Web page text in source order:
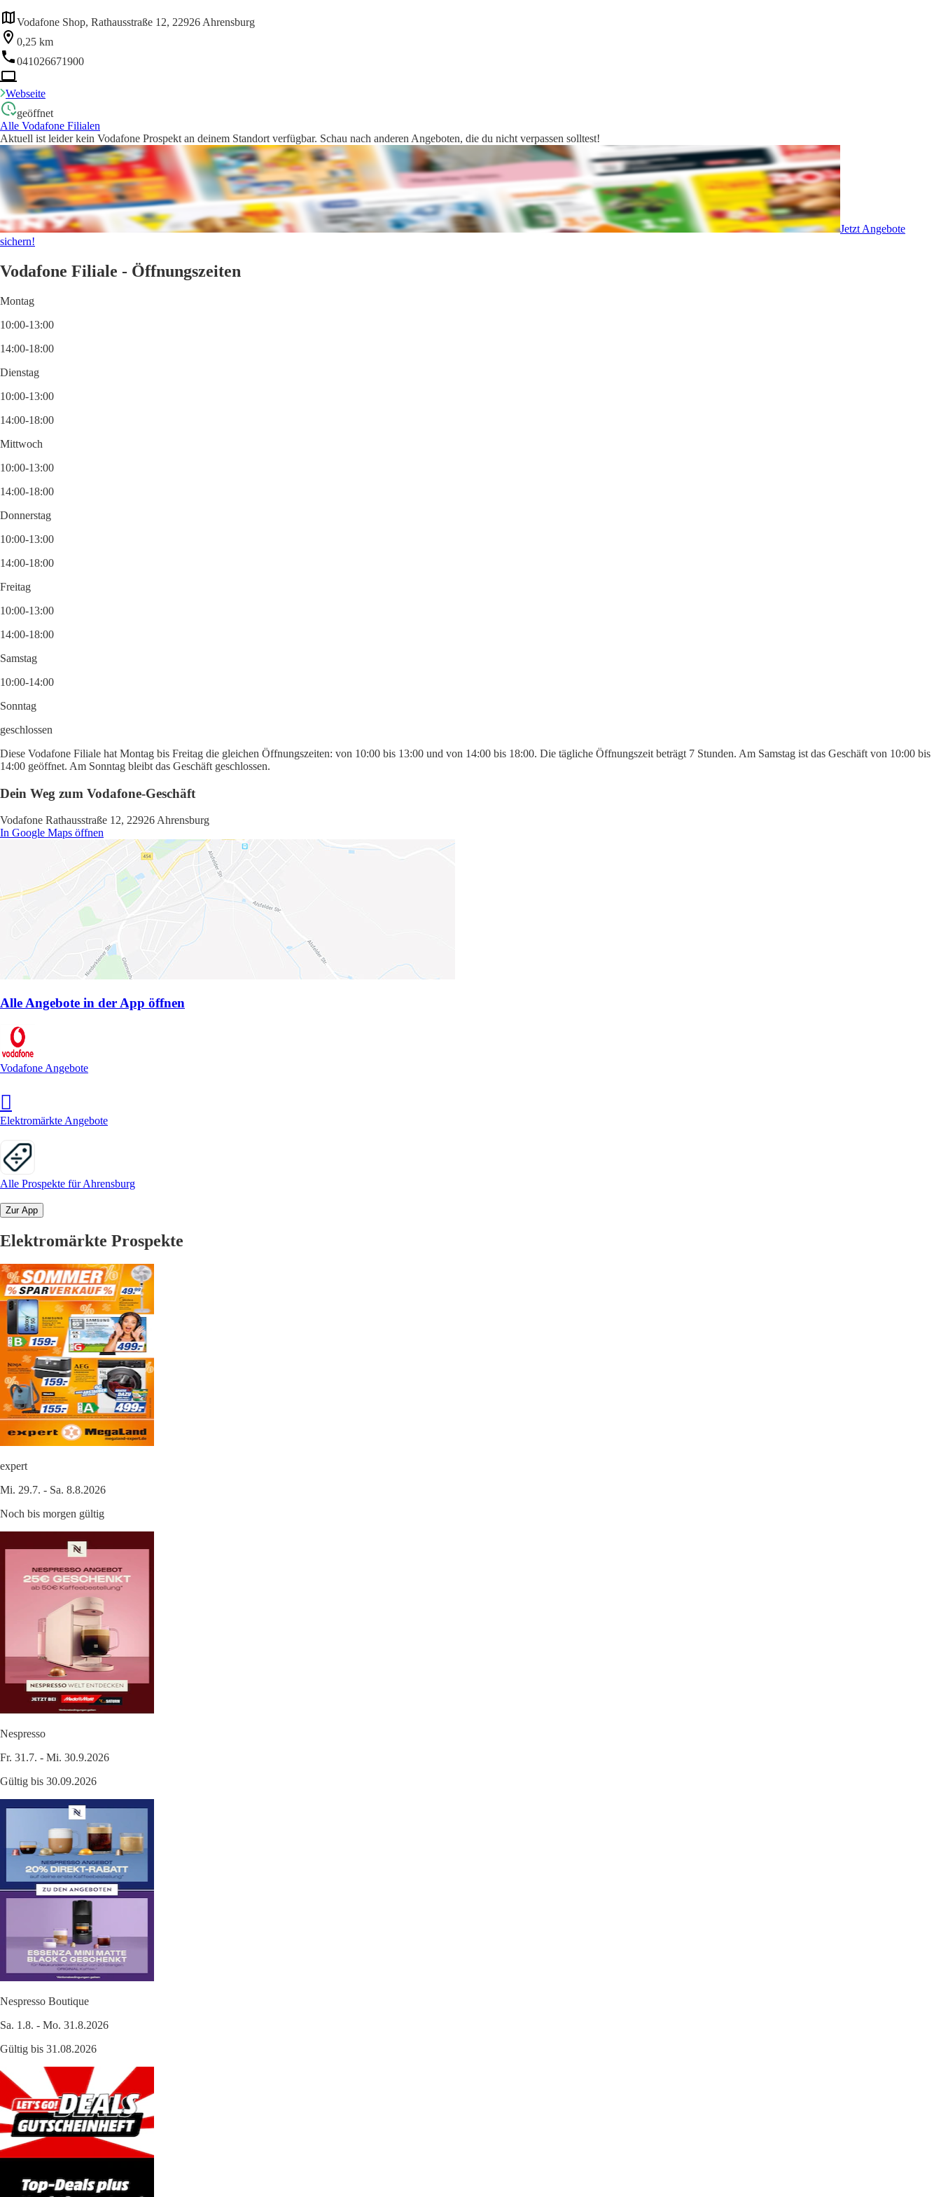
Vodafone Shop, Rathausstraße 12, 22926 Ahrensburg
0,25 km
041026671900
Webseite
geöffnet
Alle Vodafone Filialen
Aktuell ist leider kein Vodafone Prospekt an deinem Standort verfügbar. Schau nach anderen Angeboten, die du nicht verpassen solltest!
Jetzt Angebote
sichern!
Vodafone Filiale - Öffnungszeiten
Montag
10:00-13:00
14:00-18:00
Dienstag
10:00-13:00
14:00-18:00
Mittwoch
10:00-13:00
14:00-18:00
Donnerstag
10:00-13:00
14:00-18:00
Freitag
10:00-13:00
14:00-18:00
Samstag
10:00-14:00
Sonntag
geschlossen
Diese Vodafone Filiale hat Montag bis Freitag die gleichen Öffnungszeiten: von 10:00 bis 13:00 und von 14:00 bis 18:00. Die tägliche Öffnungszeit beträgt 7 Stunden. Am Samstag ist das Geschäft von 10:00 bis
14:00 geöffnet. Am Sonntag bleibt das Geschäft geschlossen.
Dein Weg zum Vodafone-Geschäft
Vodafone Rathausstraße 12, 22926 Ahrensburg
In Google Maps öffnen
Alle Angebote in der App öffnen
Vodafone Angebote
Elektromärkte Angebote
Alle Prospekte für Ahrensburg
Zur App
Elektromärkte Prospekte
expert
Mi. 29.7. - Sa. 8.8.2026
Noch bis morgen gültig
Nespresso
Fr. 31.7. - Mi. 30.9.2026
Gültig bis 30.09.2026
Nespresso Boutique
Sa. 1.8. - Mo. 31.8.2026
Gültig bis 31.08.2026